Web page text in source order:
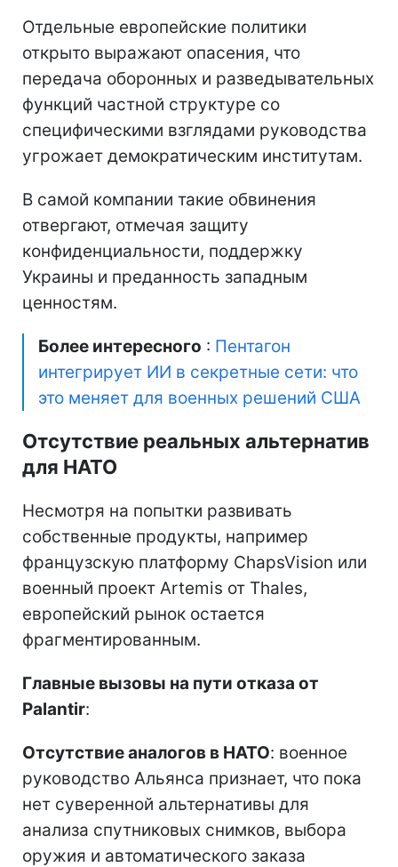
Отдельные европейские политики
открыто выражают опасения, что
передача оборонных и разведывательных
функций частной структуре со
специфическими взглядами руководства
угрожает демократическим институтам.
В самой компании такие обвинения
отвергают, отмечая защиту
конфиденциальности, поддержку
Украины и преданность западным
ценностям.
Более интересного : Пентагон
интегрирует ИИ в секретные сети: что
это меняет для военных решений США
Отсутствие реальных альтернатив
для НАТО
Несмотря на попытки развивать
собственные продукты, например
французскую платформу ChapsVision или
военный проект Artemis от Thales,
европейский рынок остается
фрагментированным.
Главные вызовы на пути отказа от
Palantir:
Отсутствие аналогов в НАТО: военное
руководство Альянса признает, что пока
нет суверенной альтернативы для
анализа спутниковых снимков, выбора
оружия и автоматического заказа